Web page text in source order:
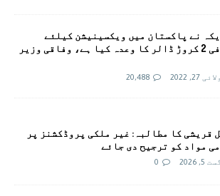
نے پاکستان میں ویکسینیشن کیلئے
اضافی 2 کروڑ ڈالر کا وعدہ کیا ہے، وفاقی وزیر
27, 2022
20,488
قریشی کا مطالبہ: غیر ملکی پروڈکشنز پر
مواد کو ترجیح دی جائے
5, 2026
0